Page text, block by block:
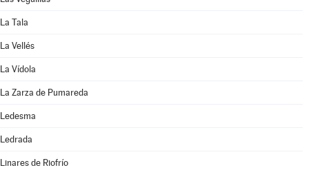
La Tala
La Vellés
La Vídola
La Zarza de Pumareda
Ledesma
Ledrada
Linares de Riofrío